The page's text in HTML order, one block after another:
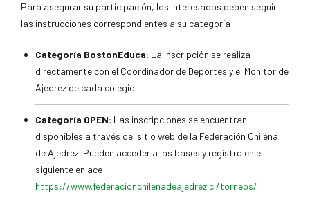
Para asegurar su participación, los interesados deben seguir
las instrucciones correspondientes a su categoría:
Categoría BostonEduca: La inscripción se realiza
directamente con el Coordinador de Deportes y el Monitor de
Ajedrez de cada colegio.
Categoría OPEN: Las inscripciones se encuentran
disponibles a través del sitio web de la Federación Chilena
de Ajedrez. Pueden acceder a las bases y registro en el
siguiente enlace:
https://www.federacionchilenadeajedrez.cl/torneos/